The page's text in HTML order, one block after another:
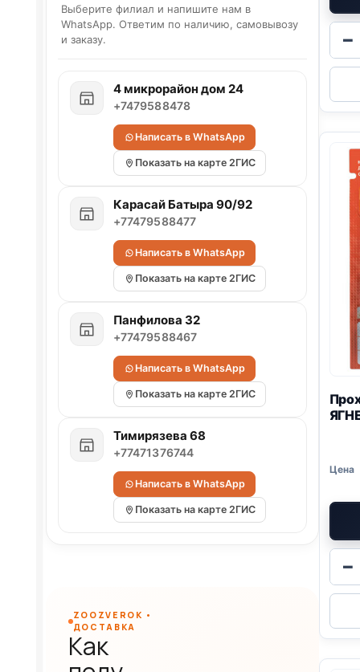
−
−
Выберите филиал и напишите нам в
WhatsApp. Ответим по наличию, самовывозу
и заказу.
4 микрорайон дом 24
+7479588478
Написать в WhatsApp
Показать на карте 2ГИС
Карасай Батыра 90/92
+77479588477
Написать в WhatsApp
Показать на карте 2ГИС
Панфилова 32
+77479588467
Написать в WhatsApp
Показать на карте 2ГИС
Тимирязева 68
+77471376744
Написать в WhatsApp
Показать на карте 2ГИС
ZOOZVEROK •
ДОСТАВКА
Как